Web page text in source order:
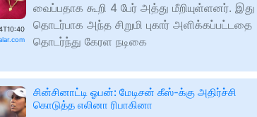
வைப்பதாக கூறி 4 பேர் அத்து மீறியுள்ளனர். இது
தொடர்பாக அந்த சிறுமி புகார் அளிக்கப்பட்டதை
தொடர்ந்து கேரள நடிகை
சின்சினாட்டி ஓபன்: மேடிசன் கீஸ்-க்கு அதிர்ச்சி
கொடுத்த எலினா ரிபாகினா